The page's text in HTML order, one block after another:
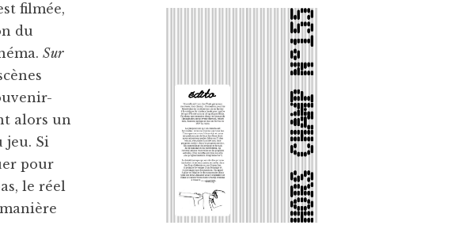
filmée,
du
Sur
alors un
jeu. Si
pour
le réel